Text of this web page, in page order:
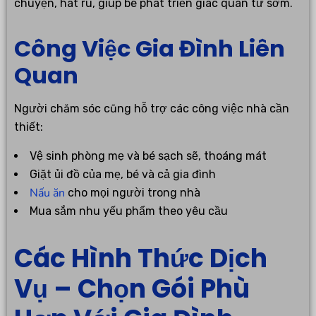
chuyện, hát ru, giúp bé phát triển giác quan từ sớm.
Công Việc Gia Đình Liên
Quan
Người chăm sóc cũng hỗ trợ các công việc nhà cần
thiết:
Vệ sinh phòng mẹ và bé sạch sẽ, thoáng mát
Giặt ủi đồ của mẹ, bé và cả gia đình
Nấu ăn cho mọi người trong nhà
Mua sắm nhu yếu phẩm theo yêu cầu
Các Hình Thức Dịch
Vụ – Chọn Gói Phù